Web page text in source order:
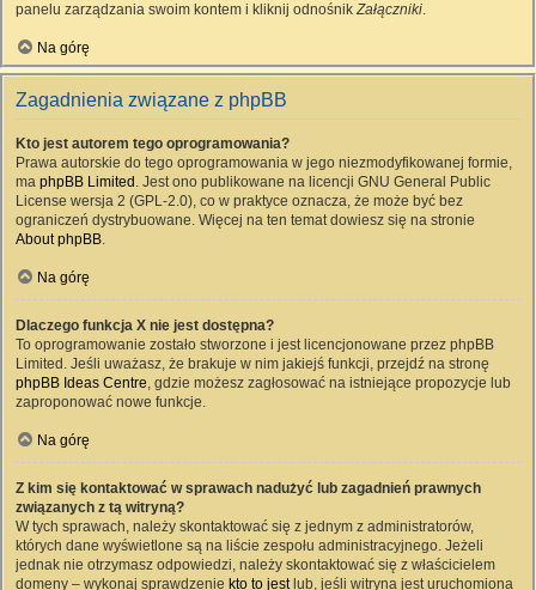
panelu zarządzania swoim kontem i kliknij odnośnikZałączniki.
Na górę
Zagadnienia związane z phpBB
Kto jest autorem tego oprogramowania?
Prawa autorskie do tego oprogramowania w jego niezmodyfikowanej formie,
ma phpBB Limited . Jest ono publikowane na licencji GNU General Public
License wersja 2 (GPL-2.0), co w praktyce oznacza, że może być bez
ograniczeń dystrybuowane. Więcej na ten temat dowiesz się na stronie
About phpBB.
Na górę
Dlaczego funkcja X nie jest dostępna?
To oprogramowanie zostało stworzone i jest licencjonowane przez phpBB
Limited. Jeśli uważasz, że brakuje w nim jakiejś funkcji, przejdź na stronę
phpBB Ideas Centre, gdzie możesz zagłosować na istniejące propozycje lub
zaproponować nowe funkcje.
Na górę
Z kim się kontaktować w sprawach nadużyć lub zagadnień prawnych
związanych z tą witryną?
W tych sprawach, należy skontaktować się z jednym z administratorów,
których dane wyświetlone są na liście zespołu administracyjnego. Jeżeli
jednak nie otrzymasz odpowiedzi, należy skontaktować się z właścicielem
domeny – wykonaj sprawdzenie kto to jestlub, jeśli witryna jest uruchomiona